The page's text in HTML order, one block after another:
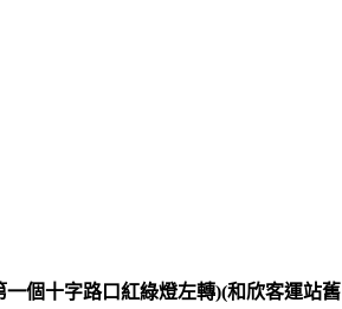
個十字路口紅綠燈左轉)(和欣客運站舊